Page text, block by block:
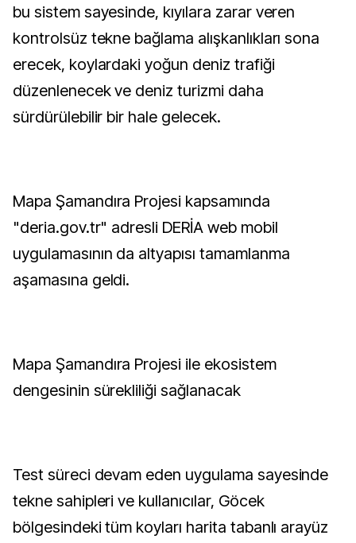
bu sistem sayesinde, kıyılara zarar veren
kontrolsüz tekne bağlama alışkanlıkları sona
erecek, koylardaki yoğun deniz trafiği
düzenlenecek ve deniz turizmi daha
sürdürülebilir bir hale gelecek.
Mapa Şamandıra Projesi kapsamında
"deria.gov.tr" adresli DERİA web mobil
uygulamasının da altyapısı tamamlanma
aşamasına geldi.
Mapa Şamandıra Projesi ile ekosistem
dengesinin sürekliliği sağlanacak
Test süreci devam eden uygulama sayesinde
tekne sahipleri ve kullanıcılar, Göcek
bölgesindeki tüm koyları harita tabanlı arayüz